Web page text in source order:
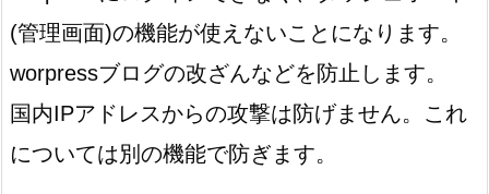
(管理画面)の機能が使えないことになります。
worpressブログの改ざんなどを防止します。
国内IPアドレスからの攻撃は防げません。これ
については別の機能で防ぎます。